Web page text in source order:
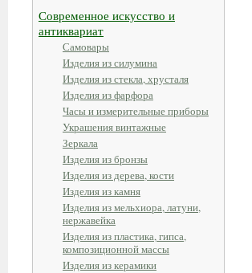
Современное искусство и
антиквариат
Самовары
Изделия из силумина
Изделия из стекла, хрусталя
Изделия из фарфора
Часы и измерительные приборы
Украшения винтажные
Зеркала
Изделия из бронзы
Изделия из дерева, кости
Изделия из камня
Изделия из мельхиора, латуни,
нержавейка
Изделия из пластика, гипса,
композиционной массы
Изделия из керамики